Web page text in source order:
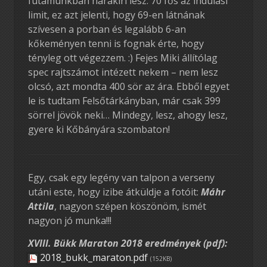
limit, ez azt jelenti, hogy 69-en látnának
szívesen a porban és legalább 6-an
kőkeményen tenni is fognak érte, hogy
tényleg ott végezzem. :) Fejes Miki állítólag
spec rajtszámot intézett nekem – nem lesz
olcsó, azt mondta 400 sör az ára. Ebből egyet
le is tudtam Felsőtárkányban, már csak 399
sörrel jövök neki… Mindegy, lesz, ahogy lesz,
gyere ki Kőbányára szombaton!
Egy, csak egy legény van talpon a verseny
utáni este, hogy izibe átküldje a fotóit: Máhr
Attila, nagyon szépen köszönöm, ismét
nagyon jó munka!!!
XVIII. Bükk Maraton 2018 eredmények (pdf):
2018_bukk_maraton.pdf (152KB)